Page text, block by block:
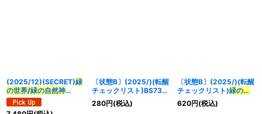
(2025/12)(SECRET)緑
の世界/緑の自然神
【CP-SEC】{BS73-
TCP03a/BS73-
〔状態B〕(2025/)(転醒
チェックリスト)BS73チ
ェックリスト3【-】
{BS73-5/6}《無》
280円(税込)
〔状態B〕(2025/)(転醒
チェックリスト)緑の世
界/緑の自然神
{BS73-TCP03a/BS73-
620円(税込)